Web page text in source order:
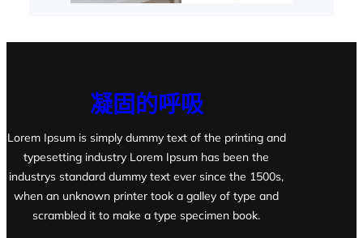
凝固的呼吸
Lorem Ipsum is simply dummy text of the printing and
typesetting industry Lorem Ipsum has been the
industrys standard dummy text ever since the 1500s,
when an unknown printer took a galley of type and
scrambled it to make a type specimen book.